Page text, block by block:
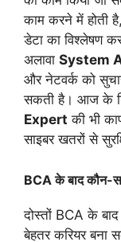
काम करने में होती
डेटा का विश्लेषण
अलावा System
और नेटवर्क को
सकती है। आज के
Expert की भी
साइबर खतरों से
BCA के बाद कौन-
दोस्तों BCA के
बेहतर करियर बना